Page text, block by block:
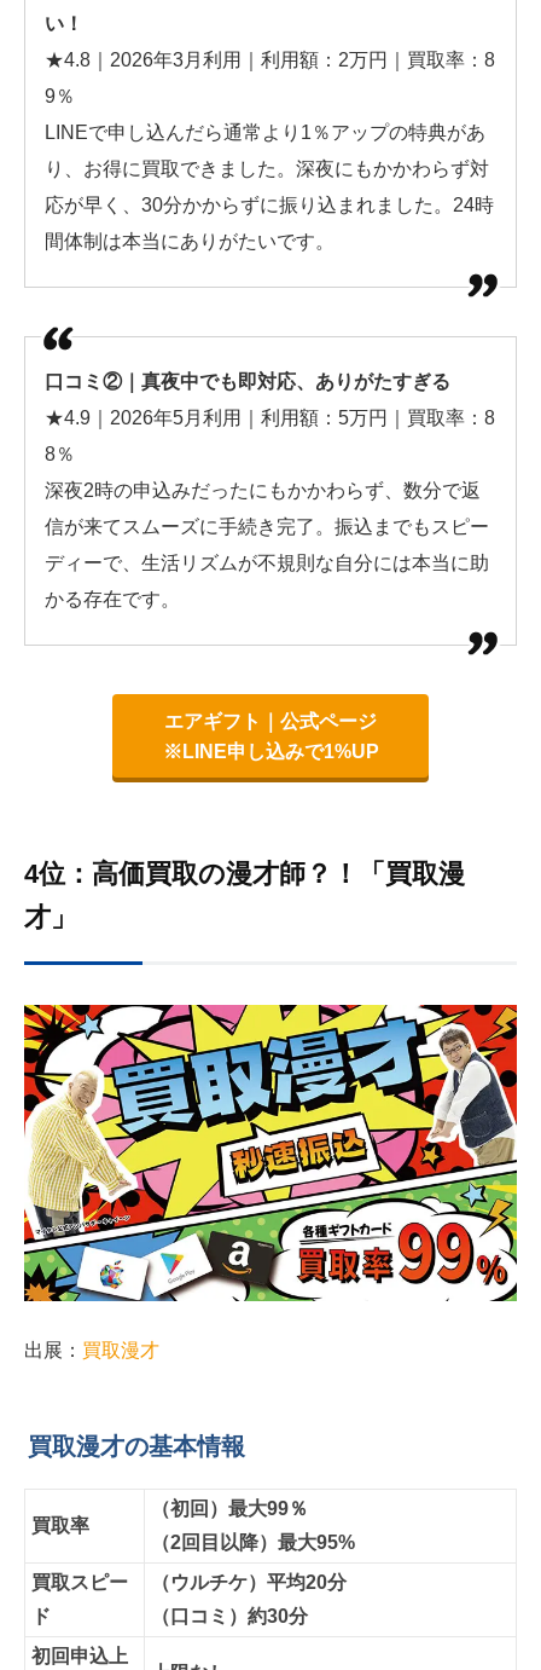
い！
★4.8｜2026年3月利用｜利用額：2万円｜買取率：8
9％
LINEで申し込んだら通常より1％アップの特典があ
り、お得に買取できました。深夜にもかかわらず対
応が早く、30分かからずに振り込まれました。24時
間体制は本当にありがたいです。
口コミ②｜真夜中でも即対応、ありがたすぎる
★4.9｜2026年5月利用｜利用額：5万円｜買取率：8
8％
深夜2時の申込みだったにもかかわらず、数分で返
信が来てスムーズに手続き完了。振込までもスピー
ディーで、生活リズムが不規則な自分には本当に助
かる存在です。
エアギフト｜公式ページ
※LINE申し込みで1%UP
4位：高価買取の漫才師？！「買取漫
才」
出展： 買取漫才
買取漫才の基本情報
買取率
（初回）最大99％
（2回目以降）最大95%
買取スピー
ド
（ウルチケ）平均20分
（口コミ）約30分
初回申込上